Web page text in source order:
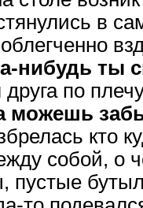
в
нибудь
по
можешь
кто
собой, о
пустые